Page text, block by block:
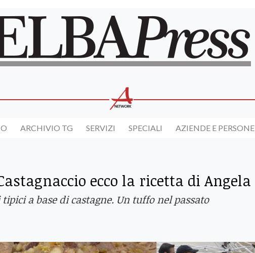
ARCHIVIO TG SERVIZI SPECIALI AZIENDE E PERSONE
ecco la ricetta di Angela
a base di castagne. Un tuffo nel passato